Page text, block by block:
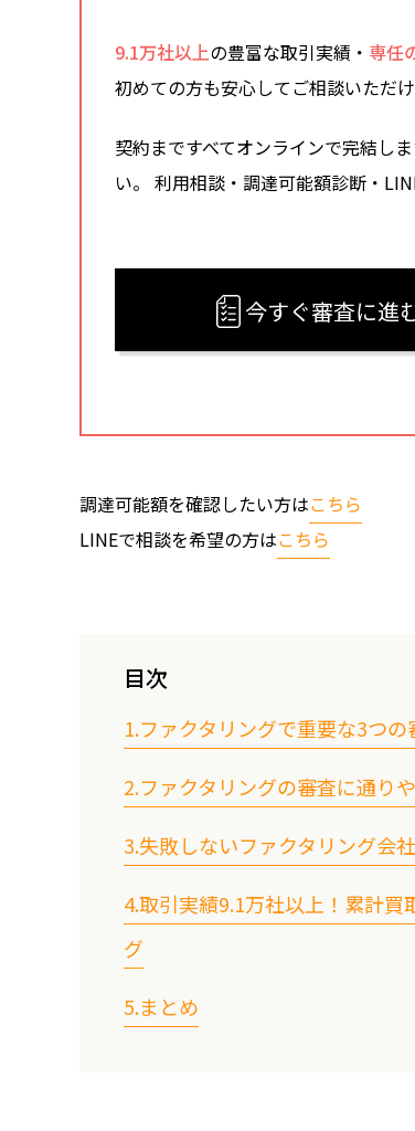
9.1万社以上の豊富な取引実績・ 専任
初めての方も安心してご相談いただけ
契約まですべてオンラインで完結し
い。 利用相談・調達可能額診断・
今すぐ審査に進
調達可能額を確認したい方はこちら
LINEで相談を希望の方はこちら
目次
1.ファクタリングで重要な3つの
1-1.売掛先の信用度の高さ
1-2.売掛金の支払期日が遠すぎ
1-3.利用会社(申し込み者)の信
1-3-2.申し込み金額と利用会社
2.ファクタリングの審査に通り
2-1.信用度が高い売掛金を利用す
2-2.売掛金の支払いまでの期間
2-3.人間性が信頼されるような
3.失敗しないファクタリング会
3-1.手数料が適切な会社を選ぶ
3-2.資金調達までのスピードが
3-4.「審査通過率」の高い会社を
4.取引実績9.1万社以上！累計
グ
4-2.必要書類は2点だけ！
5.まとめ